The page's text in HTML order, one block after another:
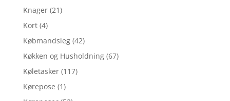
Knager (21)
Kort (4)
Købmandsleg (42)
Køkken og Husholdning (67)
Køletasker (117)
Kørepose (1)